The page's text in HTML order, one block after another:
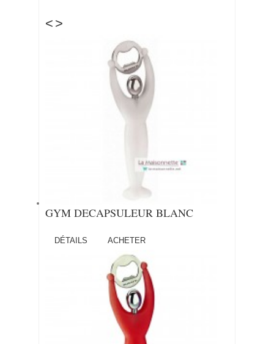
< >
GYM DECAPSULEUR BLANC
DÉTAILS ACHETER